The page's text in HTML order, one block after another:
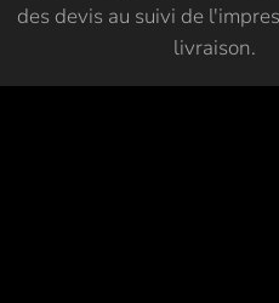
des devis au suivi de
livraison.